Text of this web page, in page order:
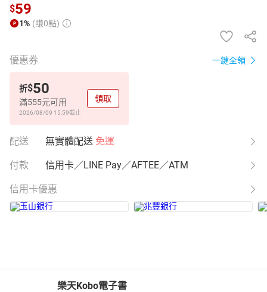
$59
1% (賺0點)
優惠券 一鍵全領
折$50
滿555元可用
2026/08/09 15:59截止
領取
配送 無實體配送 免運
付款 信用卡／LINE Pay／AFTEE／ATM
信用卡優惠
樂天Kobo電子書